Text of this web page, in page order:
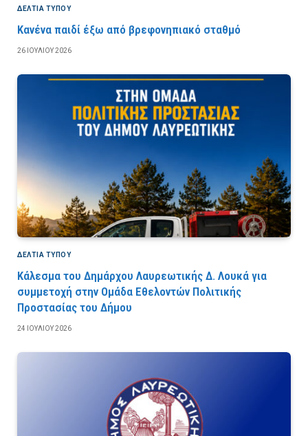
ΔΕΛΤΙΑ ΤΥΠΟΥ
Κανένα παιδί έξω από βρεφονηπιακό σταθμό
26 ΙΟΥΛΊΟΥ 2026
ΔΕΛΤΙΑ ΤΥΠΟΥ
Κάλεσμα του Δημάρχου Λαυρεωτικής Δ. Λουκά για
συμμετοχή στην Ομάδα Εθελοντών Πολιτικής
Προστασίας του Δήμου
24 ΙΟΥΛΊΟΥ 2026